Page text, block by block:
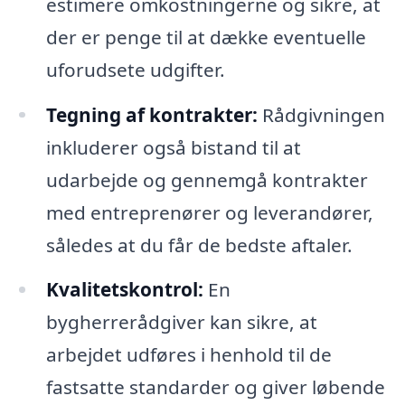
der er penge til at dække eventuelle
uforudsete udgifter.
Tegning af kontrakter: Rådgivningen
inkluderer også bistand til at
udarbejde og gennemgå kontrakter
med entreprenører og leverandører,
således at du får de bedste aftaler.
Kvalitetskontrol: En
bygherrerådgiver kan sikre, at
arbejdet udføres i henhold til de
fastsatte standarder og giver løbende